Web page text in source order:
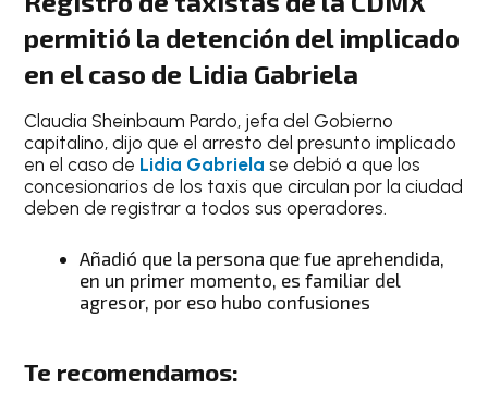
permitió la detención del implicado
en el caso de Lidia Gabriela
Claudia Sheinbaum Pardo, jefa del Gobierno
capitalino, dijo que el arresto del presunto implicado
en el caso de Lidia Gabrielase debió a que los
concesionarios de los taxis que circulan por la ciudad
deben de registrar a todos sus operadores.
Añadió que la persona que fue aprehendida,
en un primer momento, es familiar del
agresor, por eso hubo confusiones
Te recomendamos: